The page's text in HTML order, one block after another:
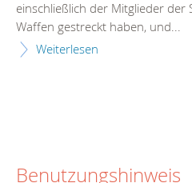
einschließlich der Mitglieder der
Waffen gestreckt haben, und...
Weiterlesen
Benutzungshinweis